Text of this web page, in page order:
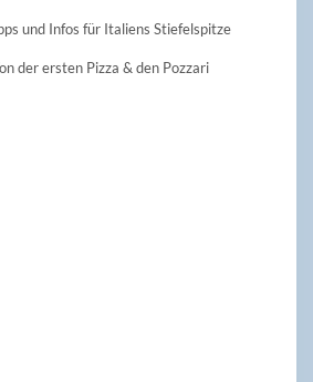
und Infos für Italiens Stiefelspitze
der ersten Pizza & den Pozzari